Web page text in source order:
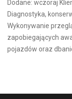
Dodane: wczoraj
Diagnostyka,
Wykonywanie
zapobiegających
pojazdów oraz